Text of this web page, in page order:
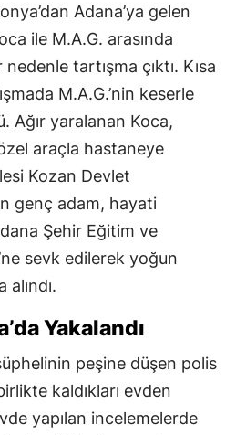
Adana’ya gelen
ile M.A.G. arasında
tartışma çıktı. Kısa
M.A.G.’nin keserle
Ağır yaralanan Koca,
araçla hastaneye
Kozan Devlet
genç adam, hayati
Şehir Eğitim ve
sevk edilerek yoğun
alındı.
Yakalandı
peşine düşen polis
kaldıkları evden
yapılan incelemelerde